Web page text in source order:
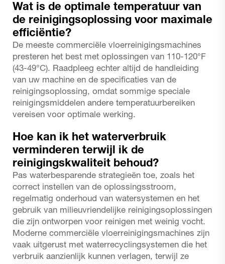
Wat is de optimale temperatuur van
de reinigingsoplossing voor maximale
efficiëntie?
De meeste commerciële vloerreinigingsmachines
presteren het best met oplossingen van 110-120°F
(43-49°C). Raadpleeg echter altijd de handleiding
van uw machine en de specificaties van de
reinigingsoplossing, omdat sommige speciale
reinigingsmiddelen andere temperatuurbereiken
vereisen voor optimale werking.
Hoe kan ik het waterverbruik
verminderen terwijl ik de
reinigingskwaliteit behoud?
Pas waterbesparende strategieën toe, zoals het
correct instellen van de oplossingsstroom,
regelmatig onderhoud van watersystemen en het
gebruik van milieuvriendelijke reinigingsoplossingen
die zijn ontworpen voor reinigen met weinig vocht.
Moderne commerciële vloerreinigingsmachines zijn
vaak uitgerust met waterrecyclingsystemen die het
verbruik aanzienlijk kunnen verlagen, terwijl ze